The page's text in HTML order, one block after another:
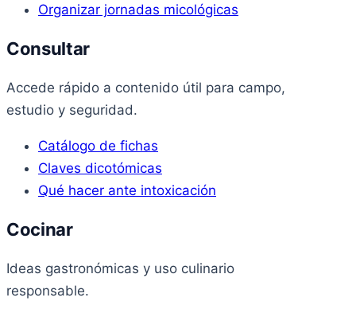
Organizar jornadas micológicas
Consultar
Accede rápido a contenido útil para campo,
estudio y seguridad.
Catálogo de fichas
Claves dicotómicas
Qué hacer ante intoxicación
Cocinar
Ideas gastronómicas y uso culinario
responsable.